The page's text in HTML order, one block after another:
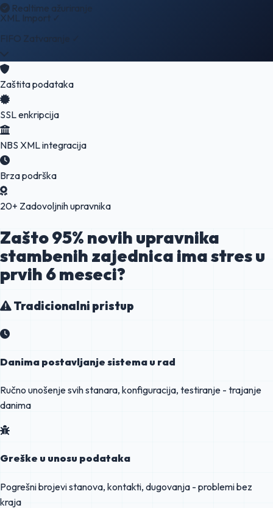
Realtime ažuriranje
XML Import ✓
Zaštita podataka
SSL enkripcija
NBS XML integracija
Brza podrška
20+ Zadovoljnih upravnika
Zašto95% novih upravnika
stambenih zajednica ima stresu
prvih 6 meseci?
Tradicionalni pristup
Danima postavljanje sistema u rad
Ručno unošenje svih stanara, konfiguracija, testiranje - trajanje
danima
Greške u unosu podataka
Pogrešni brojevi stanova, kontakti, dugovanja - problemi bez
kraja